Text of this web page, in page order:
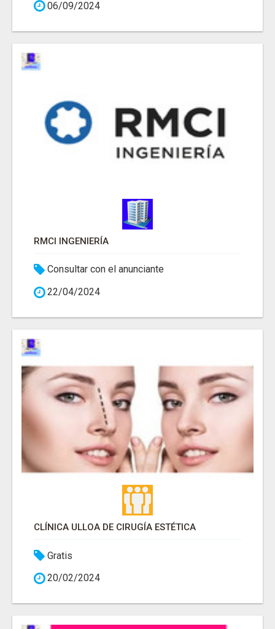
06/09/2024
RMCI INGENIERÍA
Consultar con el anunciante
22/04/2024
CLÍNICA ULLOA DE CIRUGÍA ESTÉTICA
Gratis
20/02/2024